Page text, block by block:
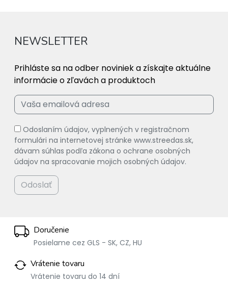
NEWSLETTER
Prihláste sa na odber noviniek a získajte aktuálne
informácie o zľavách a produktoch
Odoslaním údajov, vyplnených v registračnom
formulári na internetovej stránke www.streedas.sk,
dávam súhlas podľa zákona o ochrane osobných
údajov na spracovanie mojich osobných údajov.
Odoslať
Doručenie
Posielame cez GLS - SK, CZ, HU
Vrátenie tovaru
Vrátenie tovaru do 14 dní